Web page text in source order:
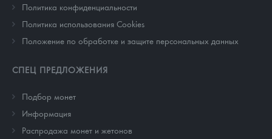
Политика конфиденциальности
Политика использования Cookies
Положение по обработке и защите персональных данных
СПЕЦ ПРЕДЛОЖЕНИЯ
Подбор монет
Информация
Распродажа монет и жетонов